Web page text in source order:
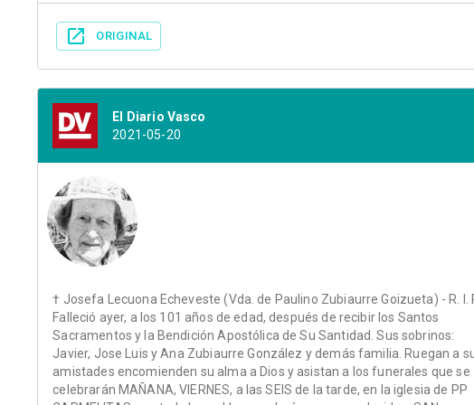
ORIGINAL
El Diario Vasco
2021-05-20
† Josefa Lecuona Echeveste (Vda. de Paulino Zubiaurre Goizueta) - R. I.
Falleció ayer, a los 101 años de edad, después de recibir los Santos
Sacramentos y la Bendición Apostólica de Su Santidad. Sus sobrinos:
Javier, Jose Luis y Ana Zubiaurre González y demás familia. Ruegan a
amistades encomienden su alma a Dios y asistan a los funerales que se
celebrarán MAÑANA, VIERNES, a las SEIS de la tarde, en la iglesia de PP